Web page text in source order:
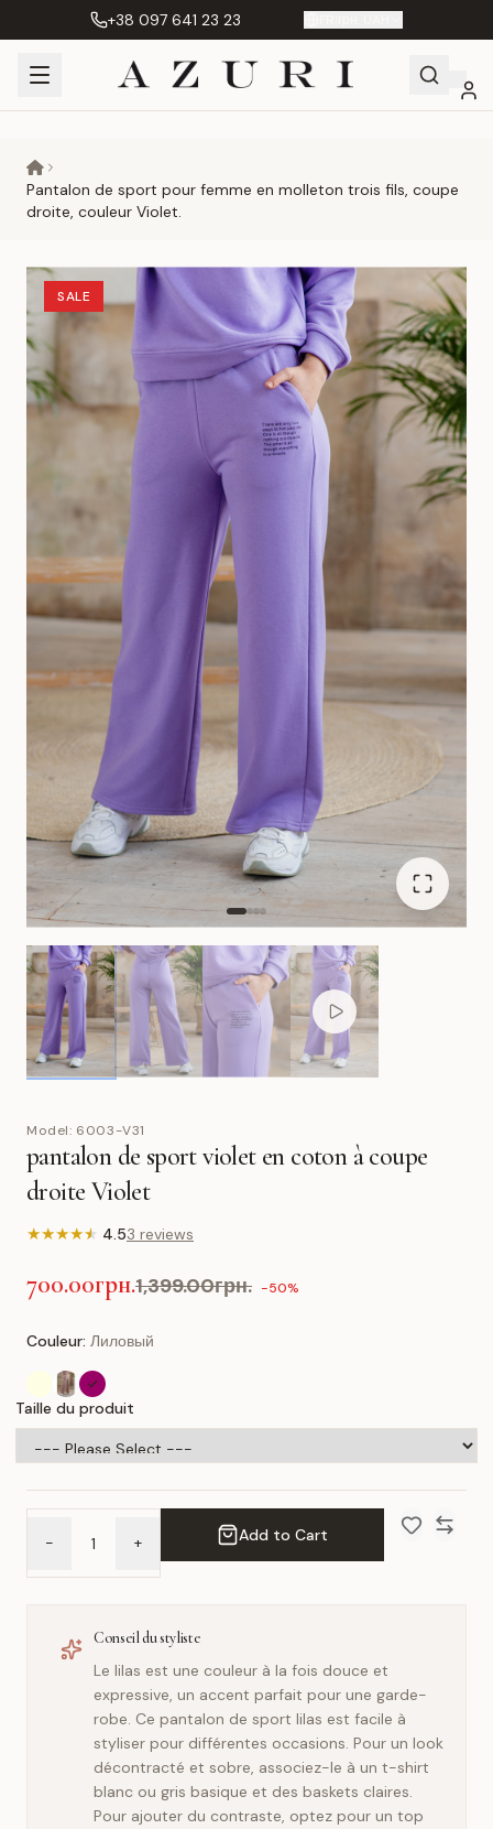
+38 097 641 23 23
Pantalon de sport pour femme en molleton trois fils, coupe
droite, couleur Violet.
SALE
Model: 6003-V31
pantalon de sport violet en coton à coupe
droite Violet
★★★★★ 4.53 reviews
700.00грн.1,399.00грн. -50%
Couleur: Лиловый
Taille du produit
- + Add to Cart
Conseil du styliste
Le lilas est une couleur à la fois douce et
expressive, un accent parfait pour une garde-
robe. Ce pantalon de sport lilas est facile à
styliser pour différentes occasions. Pour un look
décontracté et sobre, associez-le à un t-shirt
blanc ou gris basique et des baskets claires.
Pour ajouter du contraste, optez pour un top